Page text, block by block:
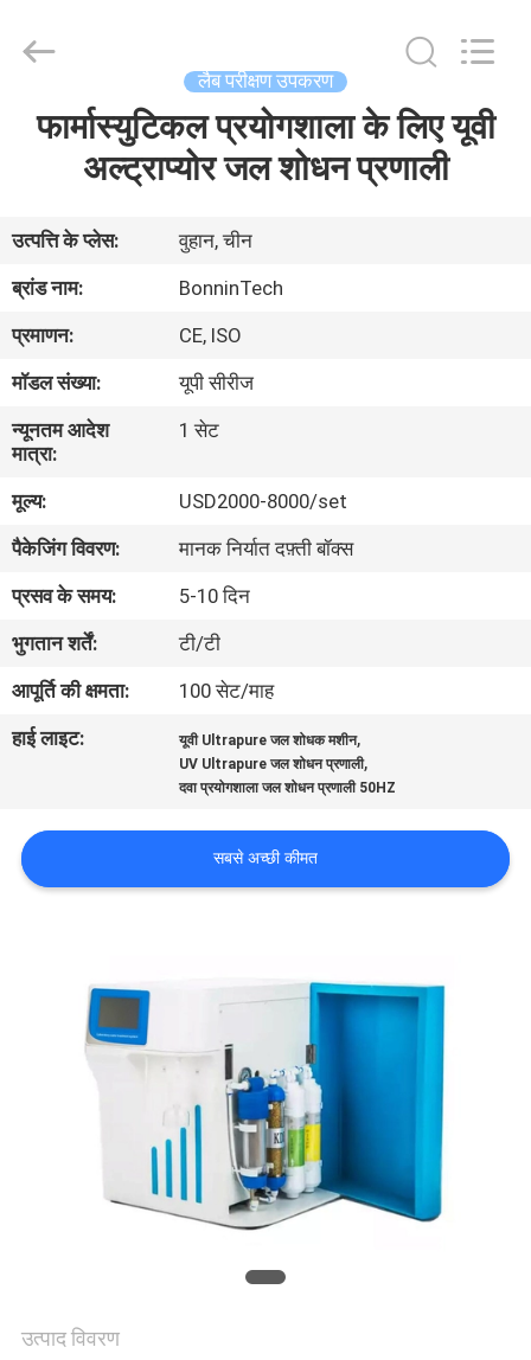
वीडियो
हमारे
बारे
में
कारखाना
भ्रमण
गुणवत्ता
नियंत्रण
संपर्क
एक
PRIVACY
Rights
लैब परीक्षण उपकरण
फार्मास्युटिकल प्रयोगशाला के लिए यूवी
अल्ट्राप्योर जल शोधन प्रणाली
उत्पत्ति के प्लेस:
वुहान, चीन
ब्रांड नाम:
BonninTech
प्रमाणन:
CE, ISO
मॉडल संख्या:
यूपी सीरीज
न्यूनतम आदेश
मात्रा:
1 सेट
मूल्य:
USD2000-8000/set
पैकेजिंग विवरण:
मानक निर्यात दफ़्ती बॉक्स
प्रसव के समय:
5-10 दिन
भुगतान शर्तें:
टी/टी
आपूर्ति की क्षमता:
100 सेट/माह
हाई लाइट:
यूवी Ultrapure जल शोधक मशीन,
UV Ultrapure जल शोधन प्रणाली,
दवा प्रयोगशाला जल शोधन प्रणाली 50HZ
सबसे अच्छी कीमत
उत्पाद विवरण